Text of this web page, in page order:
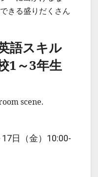
きる盛りだくさん
語スキル
1～3年生
日（金）10:00-